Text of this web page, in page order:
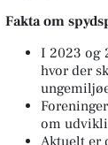
Fakta om
I 2023 og
hvor der
om